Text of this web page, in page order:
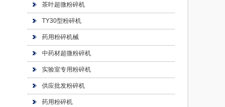
茶叶超微粉碎机
TY30型粉碎机
药用粉碎机械
中药材超微粉碎机
实验室专用粉碎机
供应批发粉碎机
药用粉碎机